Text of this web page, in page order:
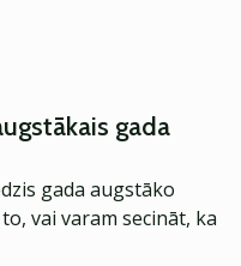
gada
gada augstāko
vai varam secināt, ka